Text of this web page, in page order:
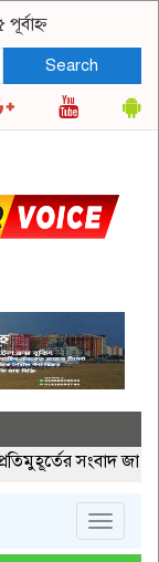
Search
সংবাদ
Toggle